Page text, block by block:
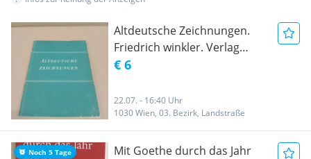
Altdeutsche Zeichnungen.
Friedrich winkler. Verlag
Gebr. Mann
€ 6
22.07. - 16:40 Uhr
1030 Wien, 03. Bezirk, Landstraße
Noch 5 Tage
Mit Goethe durch das Jahr